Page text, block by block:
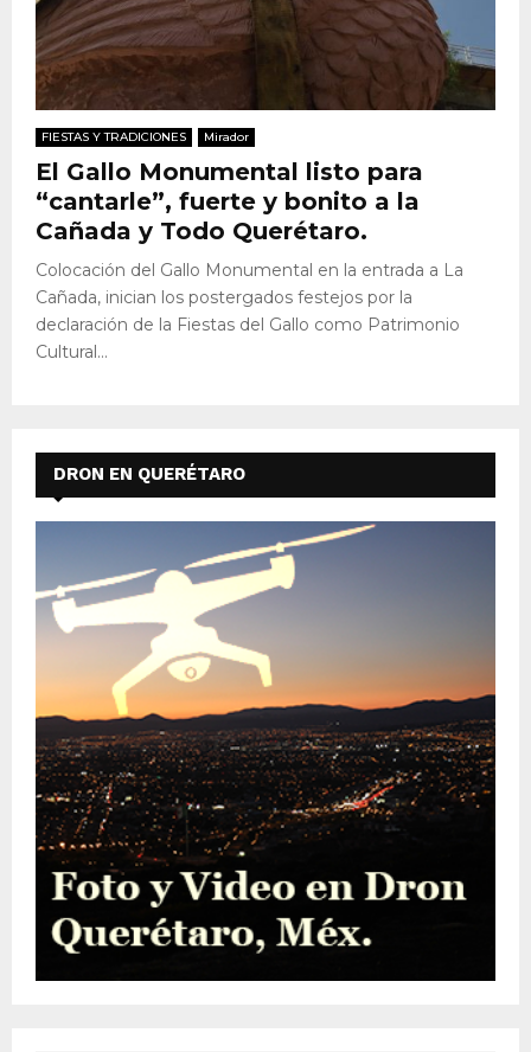
FIESTAS Y TRADICIONES Mirador
El Gallo Monumental listo para
“cantarle”, fuerte y bonito a la
Cañada y Todo Querétaro.
Colocación del Gallo Monumental en la entrada a La
Cañada, inician los postergados festejos por la
declaración de la Fiestas del Gallo como Patrimonio
Cultural...
DRON EN QUERÉTARO